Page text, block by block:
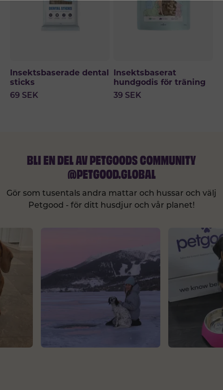
Insektsbaserade dental
sticks
69 SEK
Insektsbaserat
hundgodis för träning
39 SEK
BLI EN DEL AV PETGOODS COMMUNITY
@PETGOOD.GLOBAL
Gör som tusentals andra mattar och hussar och välj
Petgood - för ditt husdjur och vår planet!